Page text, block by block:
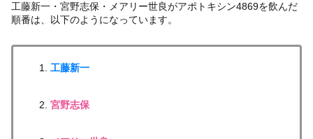
工藤新一・宮野志保・メアリー世良がアポトキシン4869を飲んだ
順番は、以下のようになっています。
工藤新一
宮野志保